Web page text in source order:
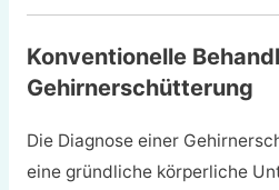
Konventionelle
Gehirnerschütterung
Die Diagnose einer
eine gründliche körperliche